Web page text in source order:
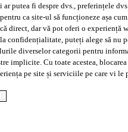
Tehnologia
Purform®
Combiflex® SG-10 M
putea fi despre dvs., preferințele
ca site-ul să funcționeze așa cum
direct, dar vă pot oferi o experiență
confidențialitate, puteți alege să nu
diverselor categorii pentru
implicite. Cu toate acestea,
pe site și serviciile pe care vi le